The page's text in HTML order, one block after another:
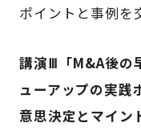
ポイントと事例を
講演Ⅲ「M&A後の
ューアップの実践
意思決定とマイン